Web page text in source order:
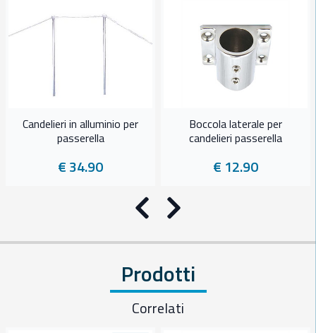
Candelieri in alluminio per
passerella
€ 34.90
Boccola laterale per
candelieri passerella
€ 12.90
Precedente
Successivo
Prodotti
Correlati